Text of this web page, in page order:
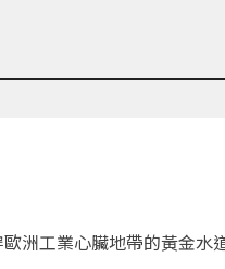
洲工業心臟地帶的黃金水